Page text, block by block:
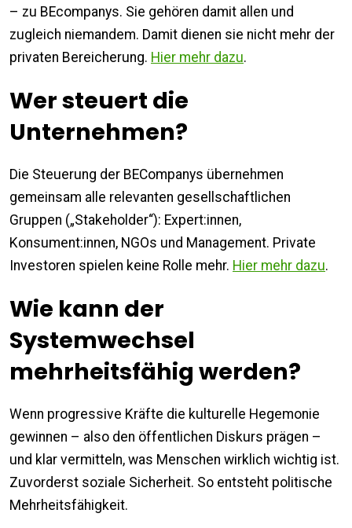
– zu BEcompanys. Sie gehören damit allen und
zugleich niemandem. Damit dienen sie nicht mehr der
privaten Bereicherung. Hier mehr dazu.
Wer steuert die
Unternehmen?
Die Steuerung der BECompanys übernehmen
gemeinsam alle relevanten gesellschaftlichen
Gruppen („Stakeholder“): Expert:innen,
Konsument:innen, NGOs und Management. Private
Investoren spielen keine Rolle mehr. Hier mehr dazu.
Wie kann der
Systemwechsel
mehrheitsfähig werden?
Wenn progressive Kräfte die kulturelle Hegemonie
gewinnen – also den öffentlichen Diskurs prägen –
und klar vermitteln, was Menschen wirklich wichtig ist.
Zuvorderst soziale Sicherheit. So entsteht politische
Mehrheitsfähigkeit.